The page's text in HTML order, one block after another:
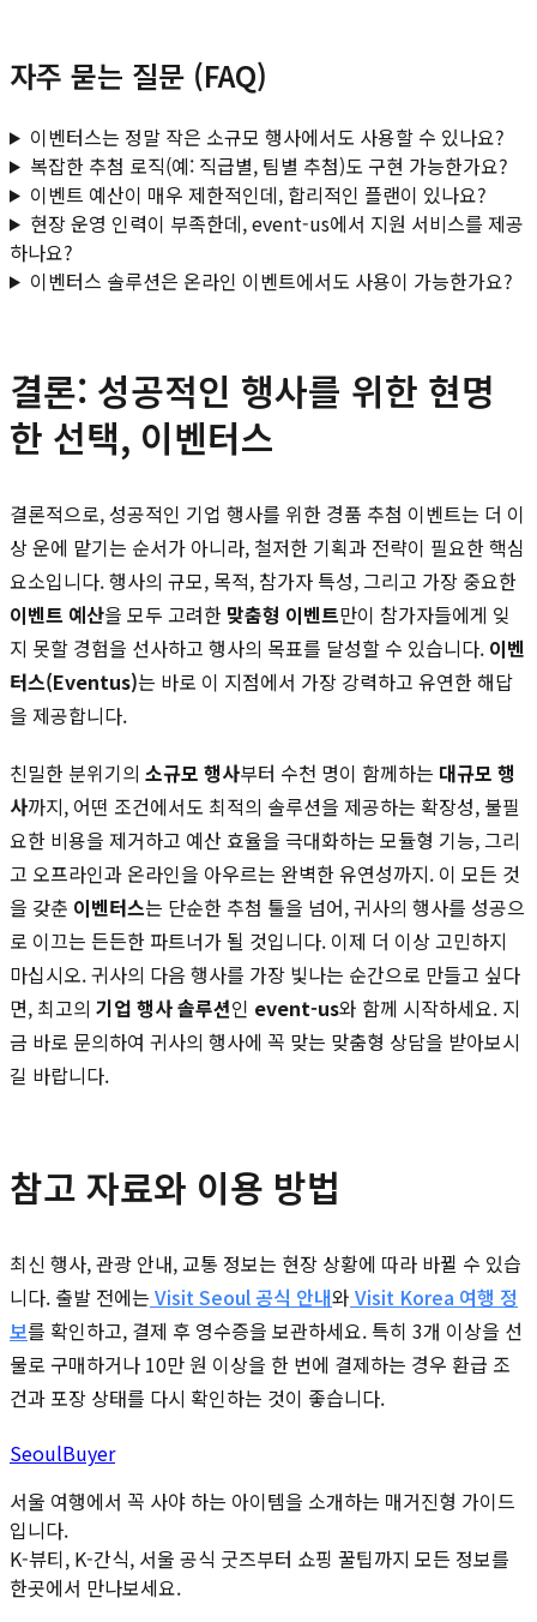
자주 묻는 질문 (FAQ)
이벤터스는 정말 작은 소규모 행사에서도 사용할 수 있나요?
복잡한 추첨 로직(예: 직급별, 팀별 추첨)도 구현 가능한가요?
이벤트 예산이 매우 제한적인데, 합리적인 플랜이 있나요?
현장 운영 인력이 부족한데, event-us에서 지원 서비스를 제공
하나요?
이벤터스 솔루션은 온라인 이벤트에서도 사용이 가능한가요?
결론: 성공적인 행사를 위한 현명
한 선택, 이벤터스
결론적으로, 성공적인 기업 행사를 위한 경품 추첨 이벤트는 더 이
상 운에 맡기는 순서가 아니라, 철저한 기획과 전략이 필요한 핵심
요소입니다. 행사의 규모, 목적, 참가자 특성, 그리고 가장 중요한
이벤트 예산을 모두 고려한 맞춤형 이벤트만이 참가자들에게 잊
지 못할 경험을 선사하고 행사의 목표를 달성할 수 있습니다. 이벤
터스(Eventus)는 바로 이 지점에서 가장 강력하고 유연한 해답
을 제공합니다.
친밀한 분위기의 소규모 행사부터 수천 명이 함께하는 대규모 행
사까지, 어떤 조건에서도 최적의 솔루션을 제공하는 확장성, 불필
요한 비용을 제거하고 예산 효율을 극대화하는 모듈형 기능, 그리
고 오프라인과 온라인을 아우르는 완벽한 유연성까지. 이 모든 것
을 갖춘 이벤터스는 단순한 추첨 툴을 넘어, 귀사의 행사를 성공으
로 이끄는 든든한 파트너가 될 것입니다. 이제 더 이상 고민하지
마십시오. 귀사의 다음 행사를 가장 빛나는 순간으로 만들고 싶다
면, 최고의 기업 행사 솔루션인 event-us와 함께 시작하세요. 지
금 바로 문의하여 귀사의 행사에 꼭 맞는 맞춤형 상담을 받아보시
길 바랍니다.
참고 자료와 이용 방법
최신 행사, 관광 안내, 교통 정보는 현장 상황에 따라 바뀔 수 있습
니다. 출발 전에는 Visit Seoul 공식 안내와 Visit Korea 여행 정
보를 확인하고, 결제 후 영수증을 보관하세요. 특히 3개 이상을 선
물로 구매하거나 10만 원 이상을 한 번에 결제하는 경우 환급 조
건과 포장 상태를 다시 확인하는 것이 좋습니다.
SeoulBuyer
서울 여행에서 꼭 사야 하는 아이템을 소개하는 매거진형 가이드
입니다.
K-뷰티, K-간식, 서울 공식 굿즈부터 쇼핑 꿀팁까지 모든 정보를
한곳에서 만나보세요.